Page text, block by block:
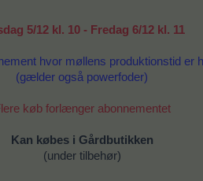
5/12 kl. 10 - Fredag 6/12 kl. 11
hvor møllens produktionstid er
(gælder også powerfoder)
køb forlænger abonnementet
Kan købes i Gårdbutikken
(under tilbehør)